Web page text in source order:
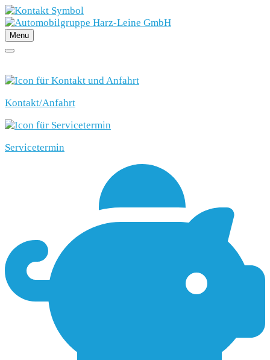
Menu
Kontakt/Anfahrt
Servicetermin